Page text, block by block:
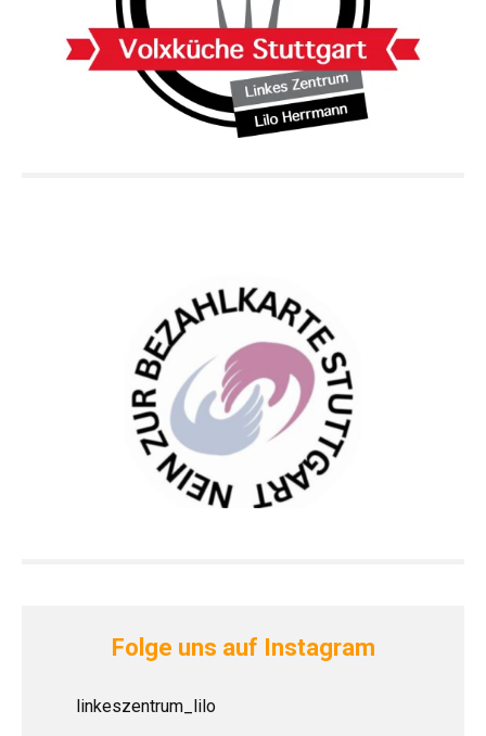
Folge uns auf Instagram
linkeszentrum_lilo